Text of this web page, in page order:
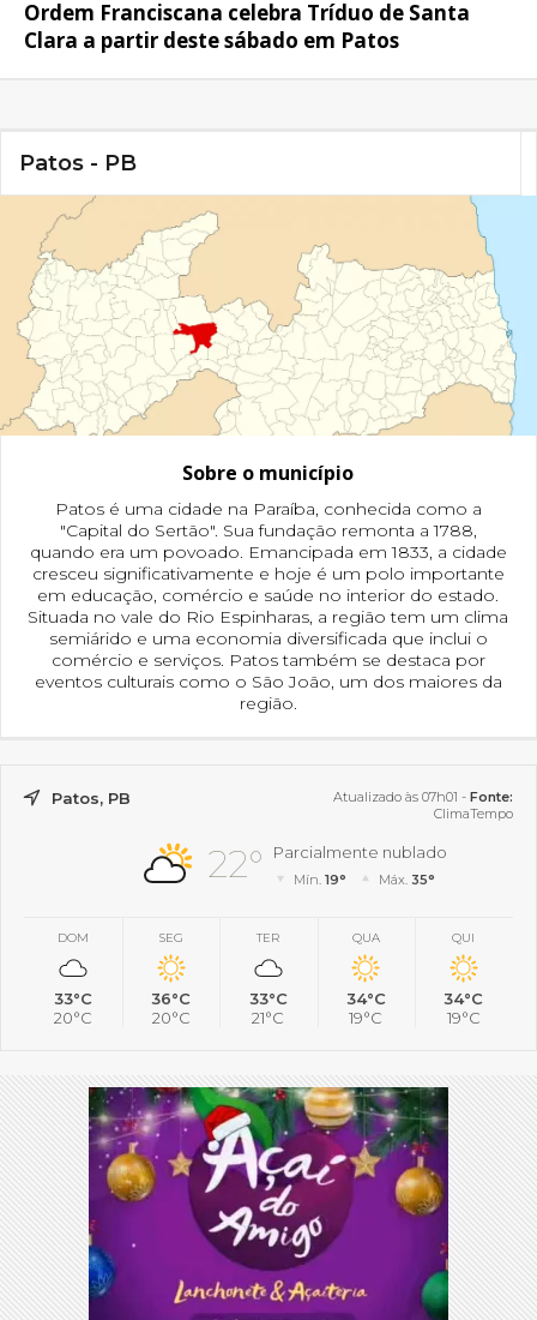
Ordem Franciscana celebra Tríduo de Santa
Clara a partir deste sábado em Patos
Patos - PB
Sobre o município
Patos é uma cidade na Paraíba, conhecida como a
"Capital do Sertão". Sua fundação remonta a 1788,
quando era um povoado. Emancipada em 1833, a cidade
cresceu significativamente e hoje é um polo importante
em educação, comércio e saúde no interior do estado.
Situada no vale do Rio Espinharas, a região tem um clima
semiárido e uma economia diversificada que inclui o
comércio e serviços. Patos também se destaca por
eventos culturais como o São João, um dos maiores da
região.
Patos, PB Atualizado às 07h01 - Fonte:
ClimaTempo
22° Parcialmente nublado
Mín.19° Máx. 35°
DOM
33°C
20°C
SEG
36°C
20°C
TER
33°C
21°C
QUA
34°C
19°C
QUI
34°C
19°C